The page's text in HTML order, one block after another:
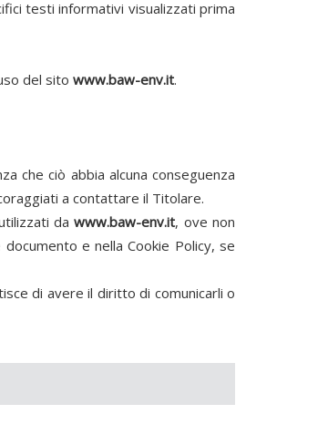
testi informativi visualizzati prima
del sito www.baw-env.it.
che ciò abbia alcuna conseguenza
a contattare il Titolare.
dawww.baw-env.it, ove non
e nella Cookie Policy, se
di avere il diritto di comunicarli o